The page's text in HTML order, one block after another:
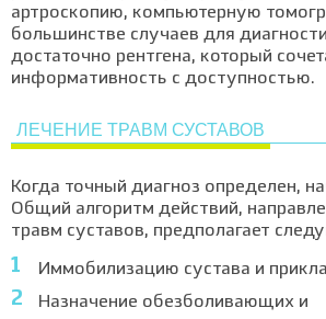
артроскопию, компьютерную
большинстве случаев для
достаточно рентгена, который
информативность с доступностью.
ЛЕЧЕНИЕ ТРАВМ СУСТАВОВ
Когда точный диагноз определен,
Общий алгоритм действий,
травм суставов, предполагает
Иммобилизацию сустава и
Назначение обезболивающих и